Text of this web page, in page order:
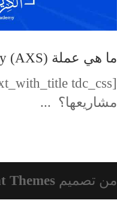
ما هي عملة Axie Infinity (AXS) وأهداف مشاريعها
مشاريعها؟ ...
من تصميمThemes